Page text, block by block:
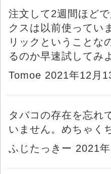
注文して2週間ほど
クスは以前使ってい
リックということな
るのか早速試してみ
Tomoe 2021年12月
タバコの存在を忘れ
いません。めちゃく
ふじたっきー 2021年